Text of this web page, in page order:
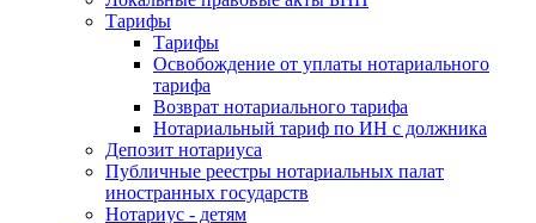
Тарифы
Тарифы
Освобождение от уплаты нотариального
тарифа
Возврат нотариального тарифа
Нотариальный тариф по ИН с должника
Депозит нотариуса
Публичные реестры нотариальных палат
иностранных государств
Нотариус - детям